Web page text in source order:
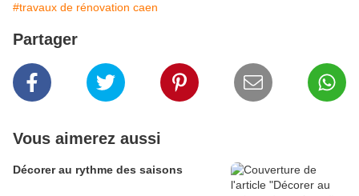
#travaux de rénovation caen
Partager
Vous aimerez aussi
Décorer au rythme des saisons